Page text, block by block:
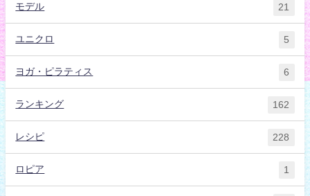
モデル 21
ユニクロ 5
ヨガ・ピラティス 6
ランキング 162
レシピ 228
ロピア 1